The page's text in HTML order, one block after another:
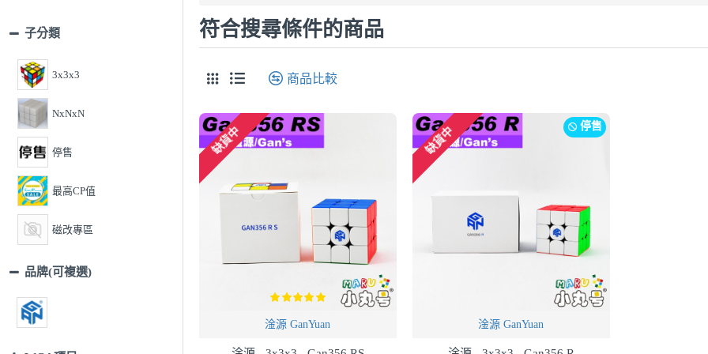
子分類
3x3x3
NxNxN
停售
最高CP值
磁改專區
品牌(可複選)
符合搜尋條件的商品
商品比較
缺貨中
淦源 GanYuan
停售
缺貨中
淦源 GanYuan